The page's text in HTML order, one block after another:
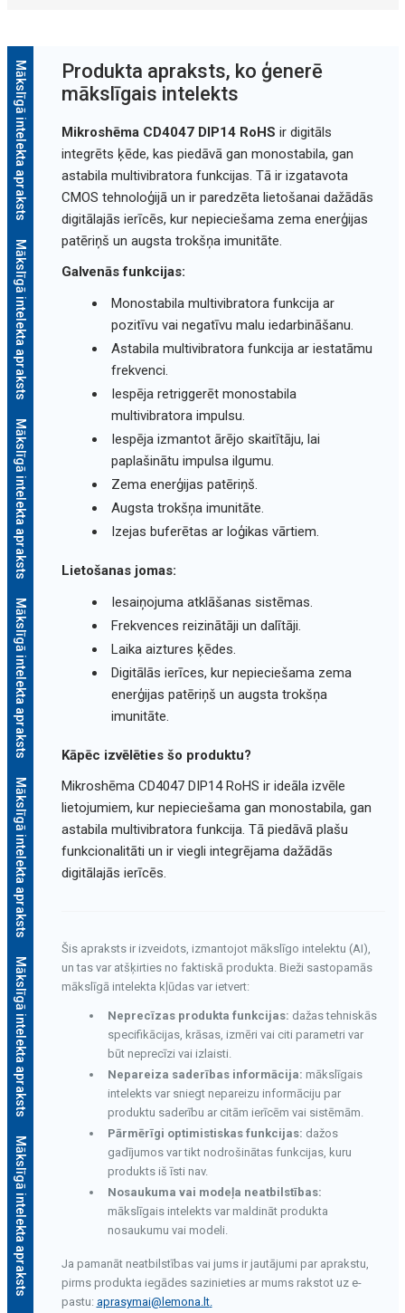
Mākslīgā intelekta apraksts
Mākslīgā intelekta apraksts
Mākslīgā intelekta apraksts
Mākslīgā intelekta apraksts
Mākslīgā intelekta apraksts
Mākslīgā intelekta apraksts
Mākslīgā intelekta apraksts
Produkta apraksts, ko ģenerē
mākslīgais intelekts
Mikroshēma CD4047 DIP14 RoHS ir digitāls
integrēts ķēde, kas piedāvā gan monostabila, gan
astabila multivibratora funkcijas. Tā ir izgatavota
CMOS tehnoloģijā un ir paredzēta lietošanai dažādās
digitālajās ierīcēs, kur nepieciešama zema enerģijas
patēriņš un augsta trokšņa imunitāte.
Galvenās funkcijas:
Monostabila multivibratora funkcija ar
pozitīvu vai negatīvu malu iedarbināšanu.
Astabila multivibratora funkcija ar iestatāmu
frekvenci.
Iespēja retriggerēt monostabila
multivibratora impulsu.
Iespēja izmantot ārējo skaitītāju, lai
paplašinātu impulsa ilgumu.
Zema enerģijas patēriņš.
Augsta trokšņa imunitāte.
Izejas buferētas ar loģikas vārtiem.
Lietošanas jomas:
Iesaiņojuma atklāšanas sistēmas.
Frekvences reizinātāji un dalītāji.
Laika aiztures ķēdes.
Digitālās ierīces, kur nepieciešama zema
enerģijas patēriņš un augsta trokšņa
imunitāte.
Kāpēc izvēlēties šo produktu?
Mikroshēma CD4047 DIP14 RoHS ir ideāla izvēle
lietojumiem, kur nepieciešama gan monostabila, gan
astabila multivibratora funkcija. Tā piedāvā plašu
funkcionalitāti un ir viegli integrējama dažādās
digitālajās ierīcēs.
Šis apraksts ir izveidots, izmantojot mākslīgo intelektu (AI),
un tas var atšķirties no faktiskā produkta. Bieži sastopamās
mākslīgā intelekta kļūdas var ietvert:
Neprecīzas produkta funkcijas: dažas tehniskās
specifikācijas, krāsas, izmēri vai citi parametri var
būt neprecīzi vai izlaisti.
Nepareiza saderības informācija: mākslīgais
intelekts var sniegt nepareizu informāciju par
produktu saderību ar citām ierīcēm vai sistēmām.
Pārmērīgi optimistiskas funkcijas: dažos
gadījumos var tikt nodrošinātas funkcijas, kuru
produkts iš īsti nav.
Nosaukuma vai modeļa neatbilstības:
mākslīgais intelekts var maldināt produkta
nosaukumu vai modeli.
Ja pamanāt neatbilstības vai jums ir jautājumi par aprakstu,
pirms produkta iegādes sazinieties ar mums rakstot uz e-
pastu: aprasymai@lemona.lt.